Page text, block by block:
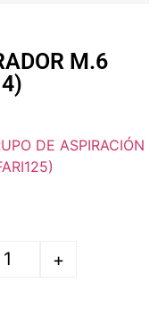
M.6
DE ASPIRACIÓN
+